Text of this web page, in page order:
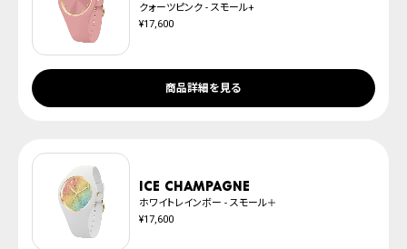
クォーツピンク - スモール+
¥17,600
商品詳細を見る
ICE champagne
ホワイトレインボー - スモール＋
¥17,600